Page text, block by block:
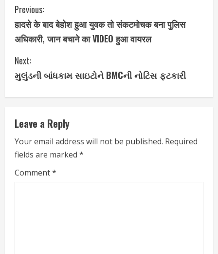
C
o
n
t
i
n
u
e
R
Previous:
हादसे के बाद बेहोश हुआ युवक तो संकटमोचक बना पुलिस
अधिकारी, जान बचाने का VIDEO हुआ वायरल
Next:
મુલુંડની બાંધકામ સાઇટોને BMCની નોટિસ ફટકારી
Leave a Reply
Your email address will not be published. Required
fields are marked *
Comment*